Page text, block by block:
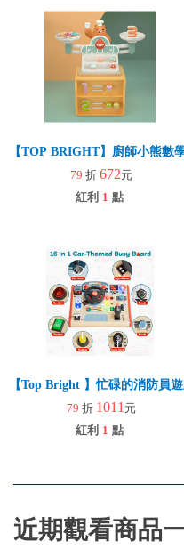
【TOP BRIGHT】廚師小熊數
79 折 672元
紅利 1 點
【Top Bright 】忙碌的消防員
79 折 1011 元
紅利 1 點
近期觀看商品